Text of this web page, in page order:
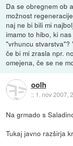
Da se obregnem ob
možnost
naj ne bi bili mi
imamo to hibo, ki
"vrhuncu stvarstva"?
če bi mi zrasla npr.
omejena, če se ne
oolh
:: 1. nov 2007,
Na grmado s
Tukaj javno razširja